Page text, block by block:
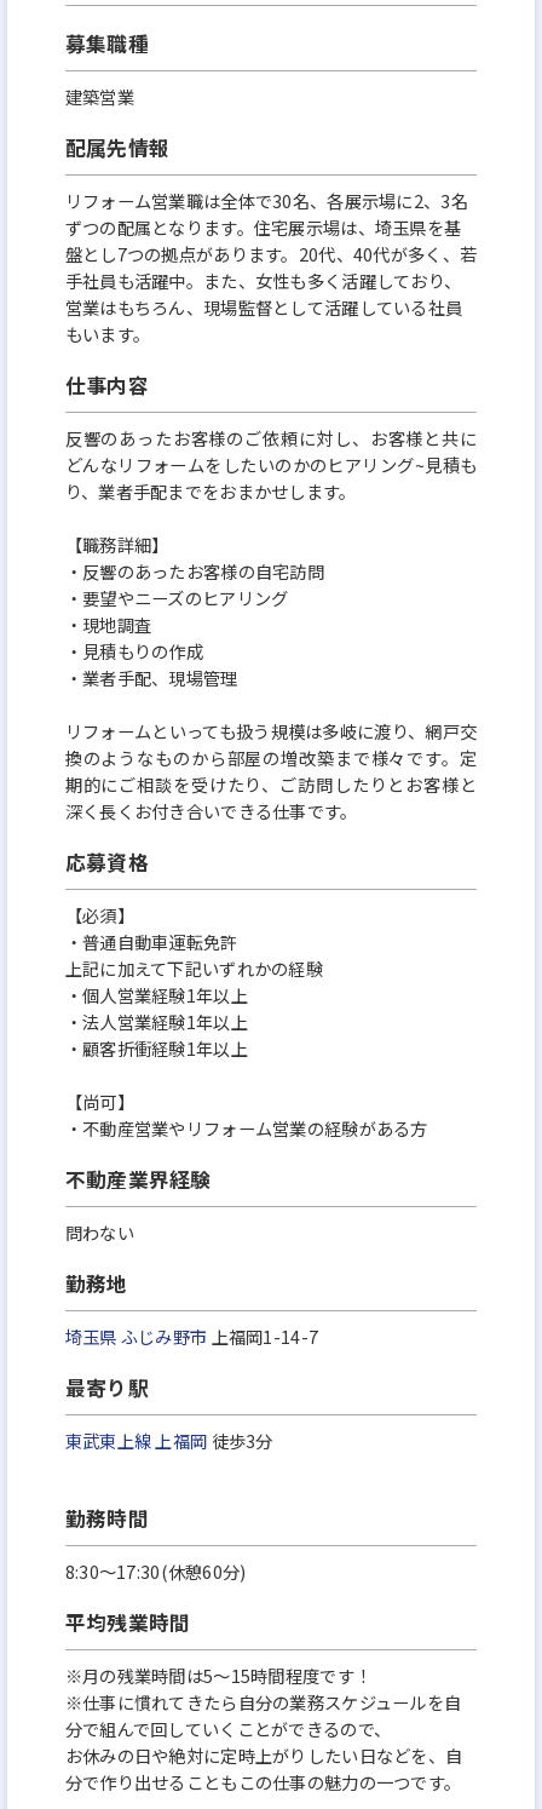
募集職種
建築営業
配属先情報
リフォーム営業職は全体で30名、各展示場に2、3名
ずつの配属となります。住宅展示場は、埼玉県を基
盤とし7つの拠点があります。20代、40代が多く、若
手社員も活躍中。また、女性も多く活躍しており、
営業はもちろん、現場監督として活躍している社員
もいます。
仕事内容
反響のあったお客様のご依頼に対し、お客様と共に
どんなリフォームをしたいのかのヒアリング~見積も
り、業者手配までをおまかせします。
【職務詳細】
・反響のあったお客様の自宅訪問
・要望やニーズのヒアリング
・現地調査
・見積もりの作成
・業者手配、現場管理
リフォームといっても扱う規模は多岐に渡り、網戸交
換のようなものから部屋の増改築まで様々です。定
期的にご相談を受けたり、ご訪問したりとお客様と
深く長くお付き合いできる仕事です。
応募資格
【必須】
・普通自動車運転免許
上記に加えて下記いずれかの経験
・個人営業経験1年以上
・法人営業経験1年以上
・顧客折衝経験1年以上
【尚可】
・不動産営業やリフォーム営業の経験がある方
不動産業界経験
問わない
勤務地
埼玉県ふじみ野市 上福岡1-14-7
最寄り駅
東武東上線 上福岡 徒歩3分
勤務時間
8:30～17:30(休憩60分)
平均残業時間
※月の残業時間は5～15時間程度です！
※仕事に慣れてきたら自分の業務スケジュールを自
分で組んで回していくことができるので、
お休みの日や絶対に定時上がりしたい日などを、自
分で作り出せることもこの仕事の魅力の一つです。